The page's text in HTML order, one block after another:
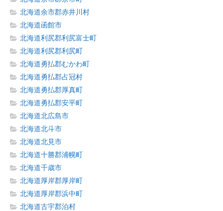
北海道余市郡赤井川村
北海道函館市
北海道利尻郡利尻富士町
北海道利尻郡利尻町
北海道勇払郡むかわ町
北海道勇払郡占冠村
北海道勇払郡厚真町
北海道勇払郡安平町
北海道北広島市
北海道北斗市
北海道北見市
北海道十勝郡浦幌町
北海道千歳市
北海道厚岸郡厚岸町
北海道厚岸郡浜中町
北海道古宇郡泊村